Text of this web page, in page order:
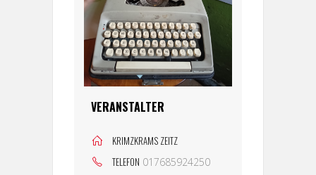
VERANSTALTER
KRIMZKRAMS ZEITZ
TELEFON 017685924250